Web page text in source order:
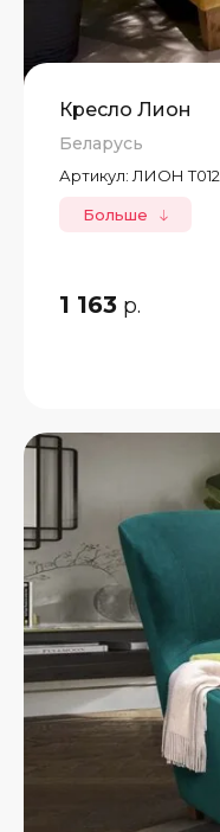
Кресло Лион
Беларусь
Артикул: ЛИОН Т012
Больше
1 163 р.